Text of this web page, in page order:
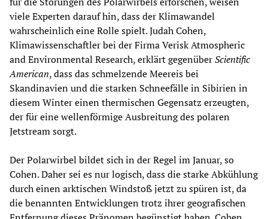
viele Experten darauf hin, dass der Klimawandel
wahrscheinlich eine Rolle spielt. Judah Cohen,
Klimawissenschaftler bei der Firma Verisk Atmospheric
and Environmental Research, erklärt gegenüberScientific
American, dass das schmelzende Meereis bei
Skandinavien und die starken Schneefälle in Sibirien in
diesem Winter einen thermischen Gegensatz erzeugten,
der für eine wellenförmige Ausbreitung des polaren
Jetstream sorgt.
Der Polarwirbel bildet sich in der Regel im Januar, so
Cohen. Daher sei es nur logisch, dass die starke Abkühlung
durch einen arktischen Windstoß jetzt zu spüren ist, da
die benannten Entwicklungen trotz ihrer geografischen